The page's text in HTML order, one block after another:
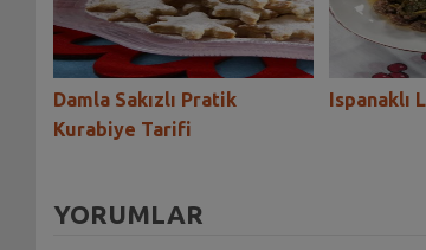
Damla Sakızlı Pratik
Kurabiye Tarifi
Ispanaklı
YORUMLAR